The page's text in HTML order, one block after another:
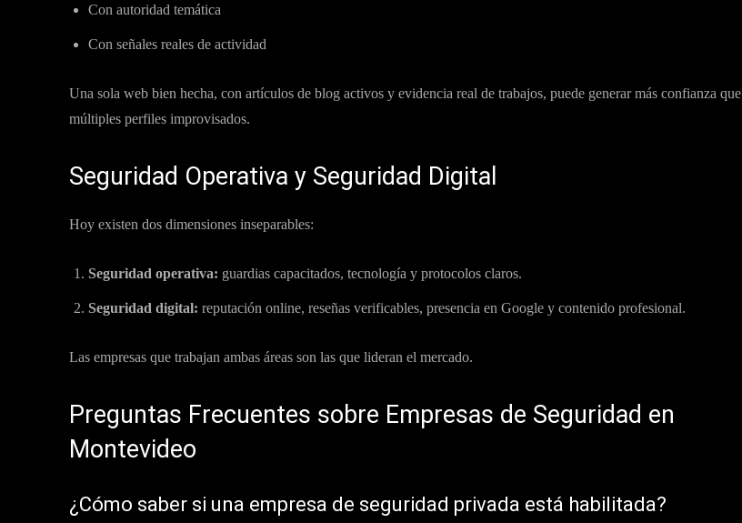
Con autoridad temática
Con señales reales de actividad
Una sola web bien hecha, con artículos de blog activos y evidencia real de trabajos, puede generar más confianza que
múltiples perfiles improvisados.
Seguridad Operativa y Seguridad Digital
Hoy existen dos dimensiones inseparables:
Seguridad operativa: guardias capacitados, tecnología y protocolos claros.
Seguridad digital: reputación online, reseñas verificables, presencia en Google y contenido profesional.
Las empresas que trabajan ambas áreas son las que lideran el mercado.
Preguntas Frecuentes sobre Empresas de Seguridad en
Montevideo
¿Cómo saber si una empresa de seguridad privada está habilitada?